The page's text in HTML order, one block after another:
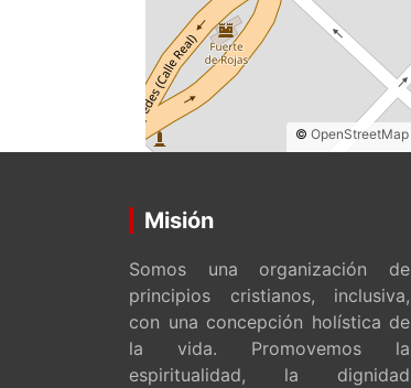
© OpenStreetMap
Misión
Somos una organización de
principios cristianos, inclusiva,
con una concepción holística de
la vida. Promovemos la
espiritualidad, la dignidad